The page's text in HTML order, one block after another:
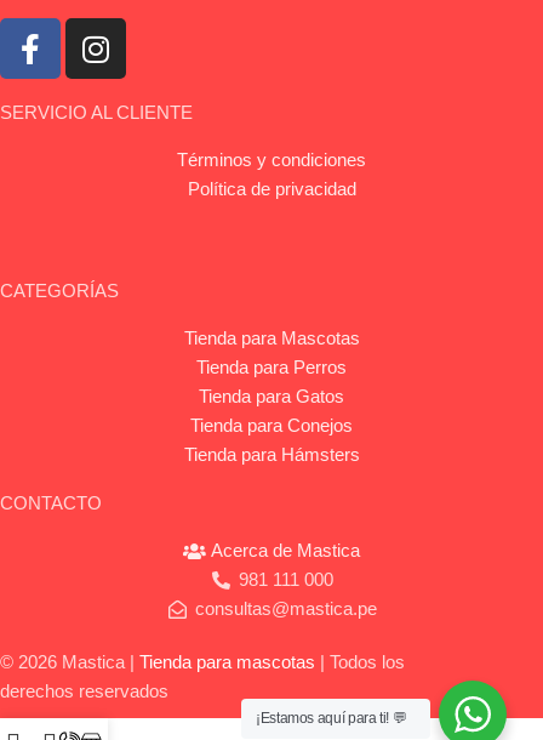
SERVICIO AL CLIENTE
Términos y condiciones
Política de privacidad
CATEGORÍAS
Tienda para Mascotas
Tienda para Perros
Tienda para Gatos
Tienda para Conejos
Tienda para Hámsters
CONTACTO
Acerca de Mastica
981 111 000
consultas@mastica.pe
© 2026 Mastica | Tienda para mascotas | Todos los
derechos reservados
¡Estamos aquí para ti! 💬